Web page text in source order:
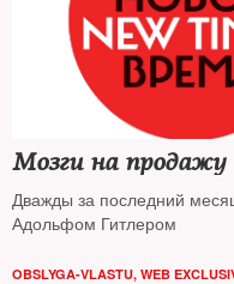
Мозги на продажу
Дважды за последний
Адольфом Гитлером
OBSLYGA-VLASTU, WEB